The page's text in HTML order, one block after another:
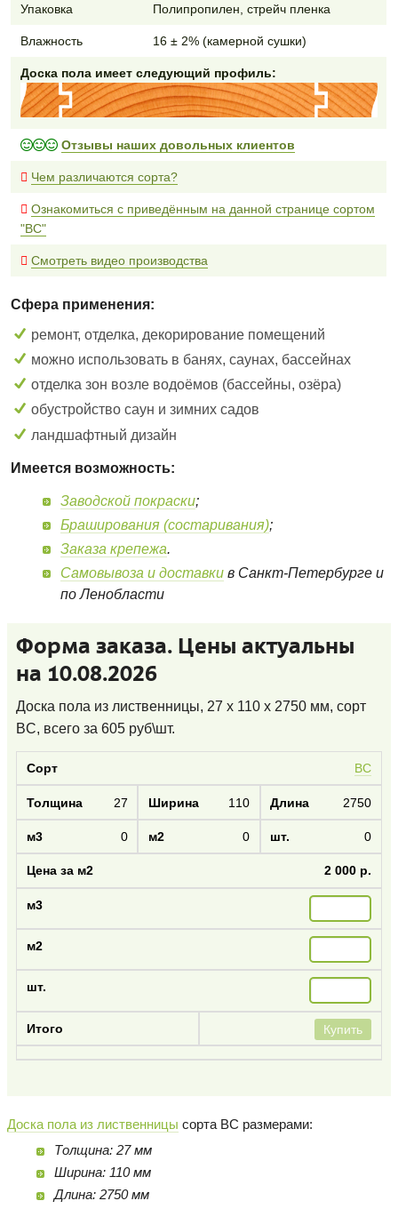
Упаковка Полипропилен, стрейч пленка
Влажность 16 ± 2% (камерной сушки)
Доска пола имеет следующий профиль:
Отзывы наших довольных клиентов
Чем различаются сорта?
Ознакомиться с приведённым на данной странице сортом
"BC"
Смотреть видео производства
Сфера применения:
ремонт, отделка, декорирование помещений
можно использовать в банях, саунах, бассейнах
отделка зон возле водоёмов (бассейны, озёра)
обустройство саун и зимних садов
ландшафтный дизайн
Имеется возможность:
Заводской покраски;
Браширования (состаривания);
Заказа крепежа.
Самовывоза и доставки в Санкт-Петербурге и
по Ленобласти
Форма заказа. Цены актуальны
на 10.08.2026
Доска пола из лиственницы, 27 x 110 x 2750 мм, сорт
BC, всего за 605 руб\шт.
BC
27 110 2750
0 0 0
2 000 р.
Купить
Доска пола из лиственницы сорта BC размерами:
Толщина: 27 мм
Ширина: 110 мм
Длина: 2750 мм